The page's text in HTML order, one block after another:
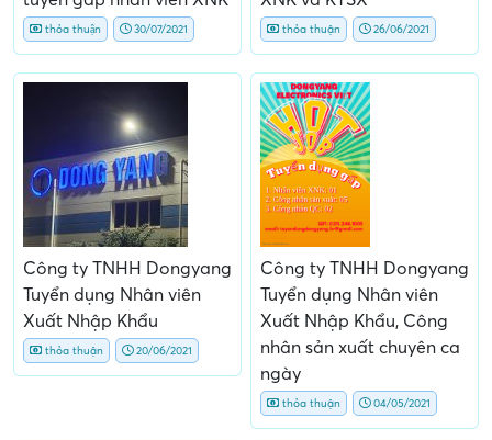
thỏa thuận 30/07/2021 thỏa thuận 26/06/2021
Công ty TNHH Dongyang
Tuyển dụng Nhân viên
Xuất Nhập Khẩu
thỏa thuận 20/06/2021
Công ty TNHH Dongyang
Tuyển dụng Nhân viên
Xuất Nhập Khẩu, Công
nhân sản xuất chuyên ca
ngày
thỏa thuận 04/05/2021